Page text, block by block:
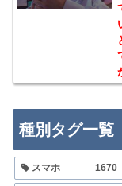
種別タグ一覧
スマホ 1670